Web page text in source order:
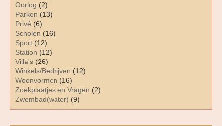
Oorlog (2)
Parken (13)
Privé (6)
Scholen (16)
Sport (12)
Station (12)
Villa's (26)
Winkels/Bedrijven (12)
Woonvormen (16)
Zoekplaatjes en Vragen (2)
Zwembad(water) (9)